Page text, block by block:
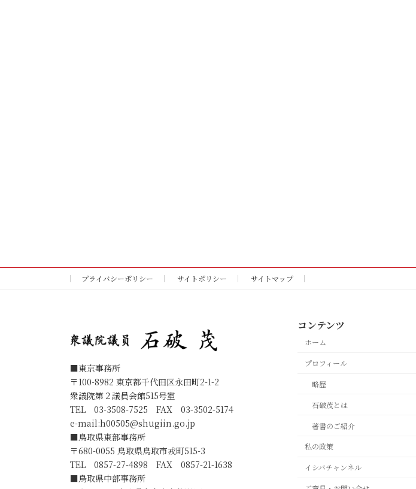
プライバシーポリシー サイトポリシー サイトマップ
■東京事務所
〒100-8982 東京都千代田区永田町2-1-2
衆議院第２議員会館515号室
TEL 03-3508-7525 FAX 03-3502-5174
e-mail:h00505@shugiin.go.jp
■鳥取県東部事務所
〒680-0055 鳥取県鳥取市戎町515-3
TEL 0857-27-4898 FAX 0857-21-1638
■鳥取県中部事務所
コンテンツ
ホーム
プロフィール
略歴
石破茂とは
著書のご紹介
私の政策
イシバチャンネル